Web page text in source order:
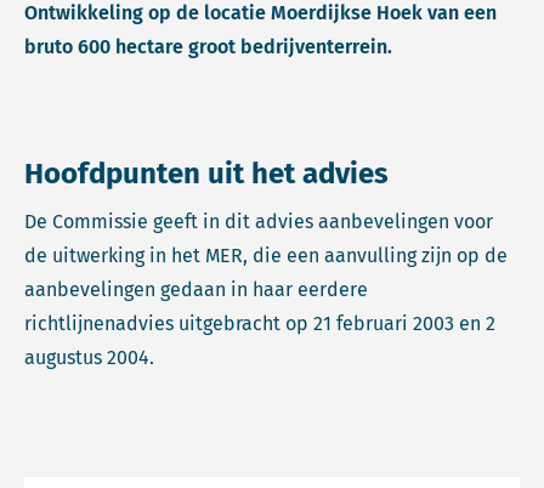
Ontwikkeling op de locatie Moerdijkse Hoek van een
bruto 600 hectare groot bedrijventerrein.
Hoofdpunten uit het advies
De Commissie geeft in dit advies aanbevelingen voor
de uitwerking in het MER, die een aanvulling zijn op de
aanbevelingen gedaan in haar eerdere
richtlijnenadvies uitgebracht op 21 februari 2003 en 2
augustus 2004.